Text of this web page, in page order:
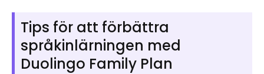
Tips för att förbättra
språkinlärningen med
Duolingo Family Plan